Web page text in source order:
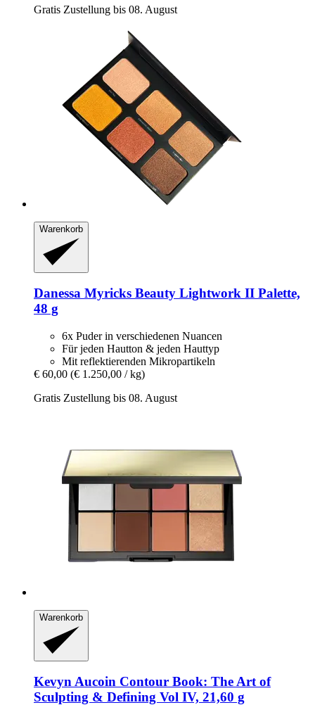
Gratis Zustellung bis 08. August
Warenkorb
Danessa Myricks Beauty Lightwork II Palette,
48 g
6x Puder in verschiedenen Nuancen
Für jeden Hautton & jeden Hauttyp
Mit reflektierenden Mikropartikeln
€ 60,00 (€ 1.250,00 / kg)
Gratis Zustellung bis 08. August
Warenkorb
Kevyn Aucoin Contour Book: The Art of
Sculpting & Defining Vol IV, 21,60 g